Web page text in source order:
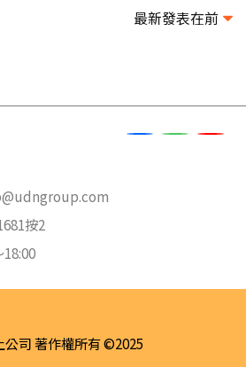
最新發表在前
按2
18:00
公司 著作權所有 ©2025